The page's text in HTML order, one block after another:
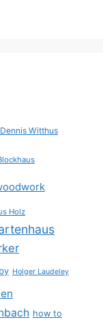
Dennis Witthus
Holz
Holger Laudeley
how to